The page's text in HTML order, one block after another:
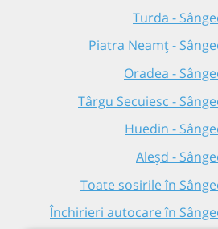
Turda -
Piatra Neamț -
Oradea -
Târgu Secuiesc -
Huedin -
Aleșd -
Toate sosirile în
Închirieri autocare în